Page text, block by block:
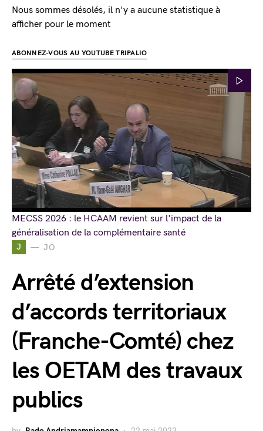
J JO
Arrêté d’extension
d’accords territoriaux
(Franche-Comté) chez
les OETAM des travaux
publics
Nous sommes désolés, il n'y a aucune statistique à
afficher pour le moment
ABONNEZ-VOUS AU YOUTUBE TRIPALIO
MECSS 2026 : le HCAAM revient sur l'impact de la
généralisation de la complémentaire santé